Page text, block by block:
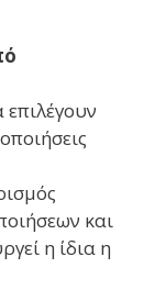
και
η ίδια η